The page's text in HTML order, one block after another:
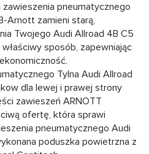
zawieszenia pneumatycznego
Arnott zamieni starą,
Twojego Audi Allroad 4B C5
sposób, zapewniając
Tylna Audi Allroad
dla lewej i prawej strony
zawieszeń ARNOTT
ofertę, która sprawi
pneumatycznego Audi
poduszka powietrzna z